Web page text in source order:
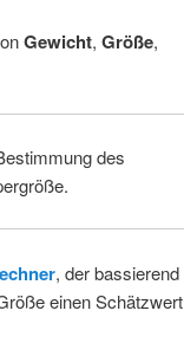
Gewicht, Größe,
des
, der bassierend
einen Schätzwert